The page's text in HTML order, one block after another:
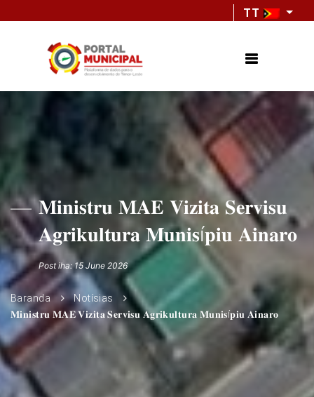
TT
𝐌𝐢𝐧𝐢𝐬𝐭𝐫𝐮 𝐌𝐀𝐄 𝐕𝐢𝐳𝐢𝐭𝐚 𝐒𝐞𝐫𝐯𝐢𝐬𝐮
𝐀𝐠𝐫𝐢𝐤𝐮𝐥𝐭𝐮𝐫𝐚 𝐌𝐮𝐧𝐢𝐬í𝐩𝐢𝐮 𝐀𝐢𝐧𝐚𝐫𝐨
Post iha: 15 June 2026
Baranda
Notísias
𝐌𝐢𝐧𝐢𝐬𝐭𝐫𝐮 𝐌𝐀𝐄 𝐕𝐢𝐳𝐢𝐭𝐚 𝐒𝐞𝐫𝐯𝐢𝐬𝐮 𝐀𝐠𝐫𝐢𝐤𝐮𝐥𝐭𝐮𝐫𝐚 𝐌𝐮𝐧𝐢𝐬í𝐩𝐢𝐮 𝐀𝐢𝐧𝐚𝐫𝐨